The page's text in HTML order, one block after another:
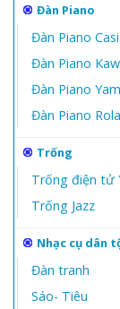
Đàn Piano
Đàn Piano
Đàn Piano
Đàn Piano
Đàn Piano
Trống
Trống điện tử
Trống Jazz
Nhạc cụ dân
Đàn tranh
Sáo- Tiêu